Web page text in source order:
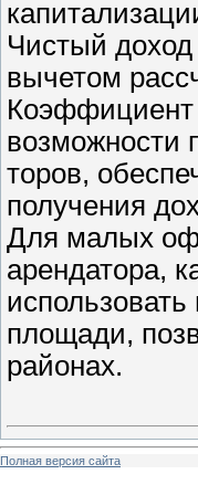
Чистый доход
вычетом
Коэффициент
возможности
торов,
получения
Для малых
арендатора,
площади,
районах.
Полная версия сайта